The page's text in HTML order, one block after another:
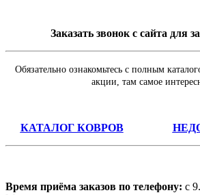
Заказать звонок с сайта для
Обязательно ознакомьтесь с полным
акции, там самое
КАТАЛОГ КОВРОВ
Время приёма заказов по телефону: с